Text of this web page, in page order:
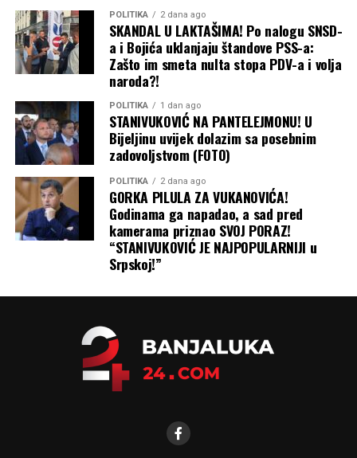
POLITIKA 2 dana ago
SKANDAL U LAKTAŠIMA! Po nalogu SNSD-
a i Bojića uklanjaju štandove PSS-a:
Zašto im smeta nulta stopa PDV-a i volja
naroda?!
POLITIKA 1 dan ago
STANIVUKOVIĆ NA PANTELEJMONU! U
Bijeljinu uvijek dolazim sa posebnim
zadovoljstvom (FOTO)
POLITIKA 2 dana ago
GORKA PILULA ZA VUKANOVIĆA!
Godinama ga napadao, a sad pred
kamerama priznao SVOJ PORAZ!
“STANIVUKOVIĆ JE NAJPOPULARNIJI u
Srpskoj!”